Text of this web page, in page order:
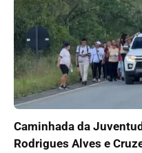
Caminhada da
Rodrigues Alves e